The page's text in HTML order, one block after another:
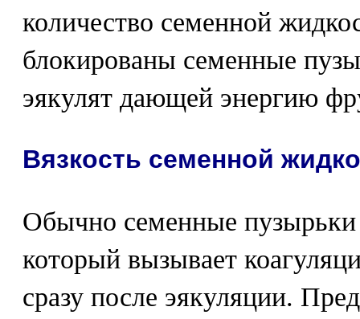
количество семенной
блокированы семенные
эякулят дающей энергию
Вязкость семенной
Обычно семенные
который вызывает
сразу после эякуляции.